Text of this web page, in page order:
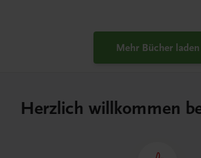
Mehr Bücher laden
Herzlich willkommen